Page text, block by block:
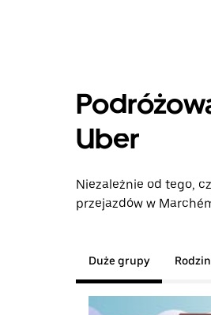
Uber
Niezależnie od tego,
przejazdów w
Duże grupy